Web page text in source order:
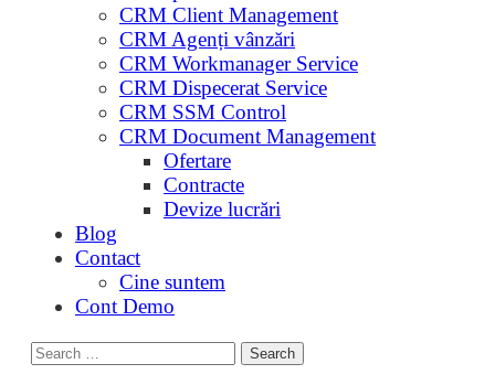
CRM Client Management
CRM Agenți vânzări
CRM Workmanager Service
CRM Dispecerat Service
CRM SSM Control
CRM Document Management
Ofertare
Contracte
Devize lucrări
Blog
Contact
Cine suntem
Cont Demo